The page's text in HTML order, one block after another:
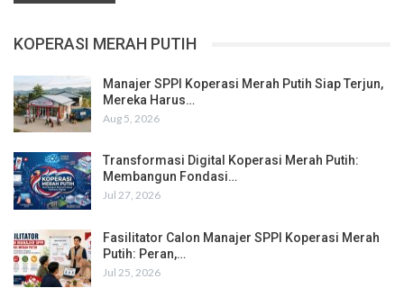
KOPERASI MERAH PUTIH
Manajer SPPI Koperasi Merah Putih Siap Terjun,
Mereka Harus…
Aug 5, 2026
Transformasi Digital Koperasi Merah Putih:
Membangun Fondasi…
Jul 27, 2026
Fasilitator Calon Manajer SPPI Koperasi Merah
Putih: Peran,…
Jul 25, 2026